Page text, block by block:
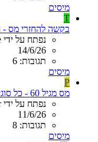
מיסים
T
בקשה להחזרי מס
נפתח על ידי Thylacine
14/6/26
תגובות: 6
מיסים
P
מס מגיל 60 - כל סוגי ההכנסה לפי המדרגות, או שיש יוצאי דופן?
נפתח על ידי paskar
11/6/26
תגובות: 8
מיסים